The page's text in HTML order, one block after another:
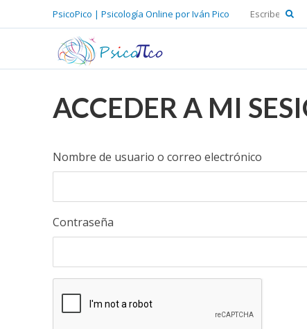
PsicoPico | Psicología Online por Iván Pico
ACCEDER A MI
Nombre de usuario o correo electrónico
Contraseña